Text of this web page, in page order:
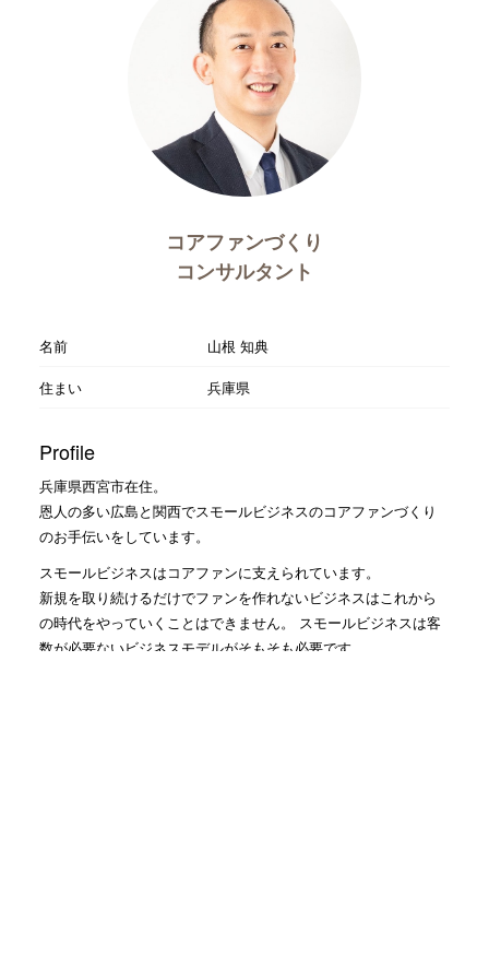
コアファンづくり
コンサルタント
名前
山根 知典
住まい
兵庫県
Profile
兵庫県西宮市在住。
恩人の多い広島と関西でスモールビジネスのコアファンづくり
のお手伝いをしています。
スモールビジネスはコアファンに支えられています。
新規を取り続けるだけでファンを作れないビジネスはこれから
の時代をやっていくことはできません。 スモールビジネスは客
数が必要ないビジネスモデルがそもそも必要です。